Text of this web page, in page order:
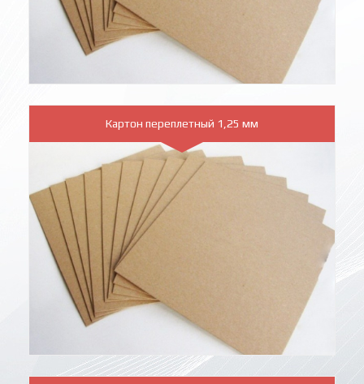
Картон переплетный 1,25 мм